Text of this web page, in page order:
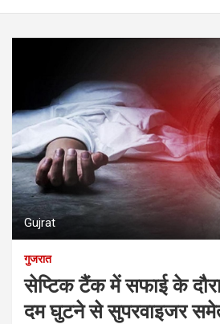
Gujrat
गुजरात
सेप्टिक टैंक में सफाई के
दम घुटने से सुपरवाइजर